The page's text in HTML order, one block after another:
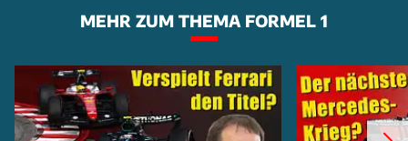
MEHR ZUM THEMA FORMEL 1